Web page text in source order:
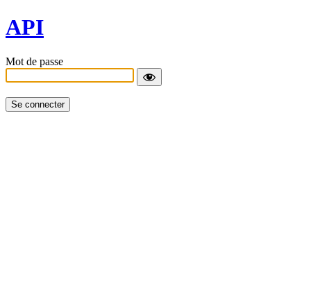
API
Mot de passe